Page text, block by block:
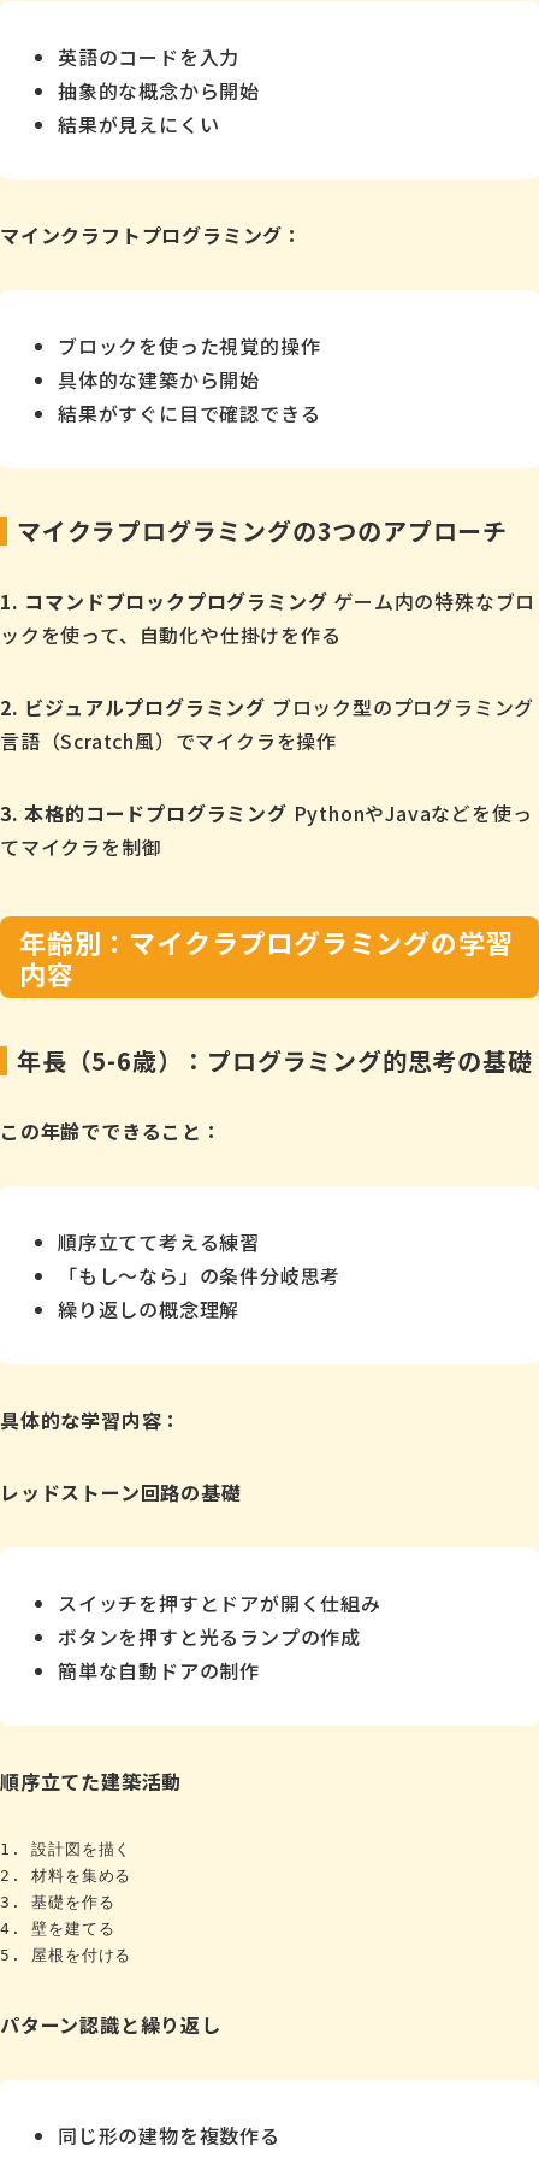
英語のコードを入力
抽象的な概念から開始
結果が見えにくい
マインクラフトプログラミング：
ブロックを使った視覚的操作
具体的な建築から開始
結果がすぐに目で確認できる
マイクラプログラミングの3つのアプローチ
1. コマンドブロックプログラミング ゲーム内の特殊なブロ
ックを使って、自動化や仕掛けを作る
2. ビジュアルプログラミング ブロック型のプログラミング
言語（Scratch風）でマイクラを操作
3. 本格的コードプログラミング PythonやJavaなどを使っ
てマイクラを制御
年齢別：マイクラプログラミングの学習
内容
年長（5-6歳）：プログラミング的思考の基礎
この年齢でできること：
順序立てて考える練習
「もし〜なら」の条件分岐思考
繰り返しの概念理解
具体的な学習内容：
レッドストーン回路の基礎
スイッチを押すとドアが開く仕組み
ボタンを押すと光るランプの作成
簡単な自動ドアの制作
順序立てた建築活動
1. 設計図を描く
2. 材料を集める
3. 基礎を作る
4. 壁を建てる
パターン認識と繰り返し
同じ形の建物を複数作る